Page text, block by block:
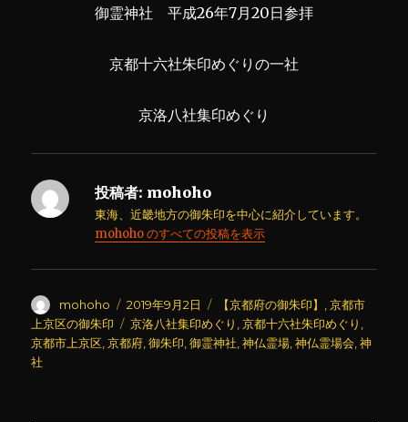
御霊神社 平成26年7月20日参拝
京都十六社朱印めぐりの一社
京洛八社集印めぐり
投稿者: mohoho
東海、近畿地方の御朱印を中心に紹介しています。
mohoho のすべての投稿を表示
投
稿
者
mohoho
投
稿
日:
2019年9月2日
カ
テ
ゴ
【京都府の御朱印】 ,京都市
上京区の御朱印
タ
グ
京洛八社集印めぐり ,京都十六社朱印めぐり
京都市上京区 ,京都府 ,御朱印 ,御霊神社 ,神仏霊場 ,神仏霊場会 ,神
社